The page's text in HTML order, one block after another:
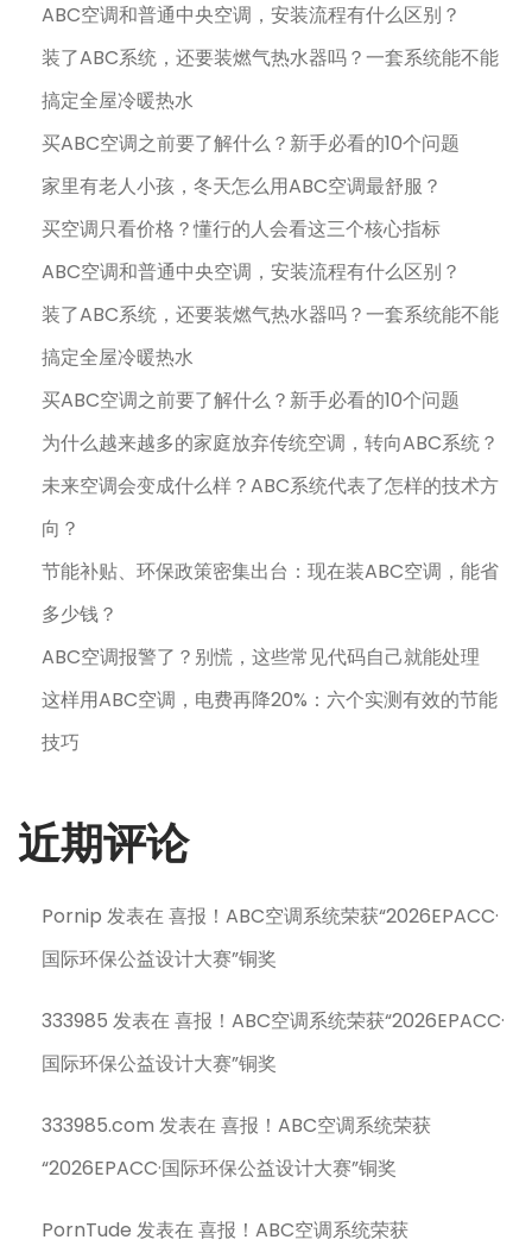
ABC空调和普通中央空调，安装流程有什么区别？
装了ABC系统，还要装燃气热水器吗？一套系统能不能
搞定全屋冷暖热水
买ABC空调之前要了解什么？新手必看的10个问题
家里有老人小孩，冬天怎么用ABC空调最舒服？
买空调只看价格？懂行的人会看这三个核心指标
ABC空调和普通中央空调，安装流程有什么区别？
装了ABC系统，还要装燃气热水器吗？一套系统能不能
搞定全屋冷暖热水
买ABC空调之前要了解什么？新手必看的10个问题
为什么越来越多的家庭放弃传统空调，转向ABC系统？
未来空调会变成什么样？ABC系统代表了怎样的技术方
向？
节能补贴、环保政策密集出台：现在装ABC空调，能省
多少钱？
ABC空调报警了？别慌，这些常见代码自己就能处理
这样用ABC空调，电费再降20%：六个实测有效的节能
技巧
近期评论
Pornip 发表在喜报！ABC空调系统荣获“2026EPACC·
国际环保公益设计大赛”铜奖
333985 发表在喜报！ABC空调系统荣获“2026EPACC·
国际环保公益设计大赛”铜奖
333985.com 发表在喜报！ABC空调系统荣获
“2026EPACC·国际环保公益设计大赛”铜奖
PornTude 发表在喜报！ABC空调系统荣获